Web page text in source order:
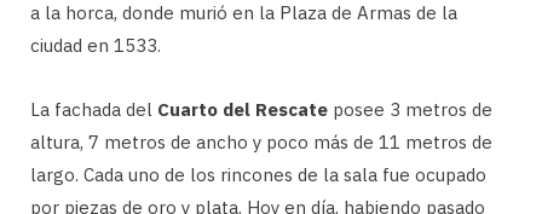
a la horca, donde murió en la Plaza de Armas de la
ciudad en 1533.
La fachada del Cuarto del Rescate posee 3 metros de
altura, 7 metros de ancho y poco más de 11 metros de
largo. Cada uno de los rincones de la sala fue ocupado
por piezas de oro y plata. Hoy en día, habiendo pasado